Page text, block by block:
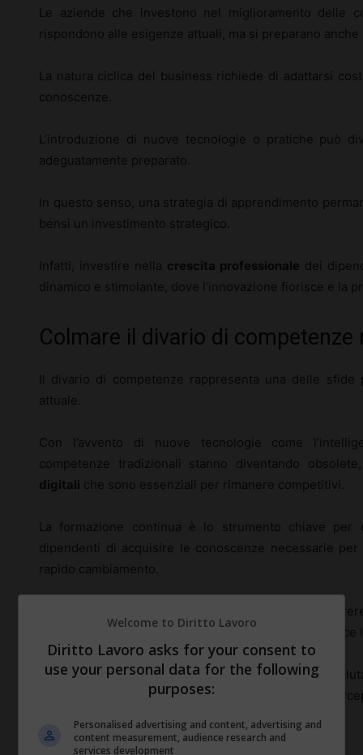
Le aziende che investono nel miglioramento delle
rispondono alle esigenze attuali, ma si preparano
La natura ciclica del business richiede di adattarsi
conoscenze.
L’introduzione di nuove tecnologie o pratiche può
adeguatamente preparato.
In questo senso, una strategia di apprendimento
bensì un investimento strategico.
Infatti, investire nella crescita professionale dei
dinamico e stimolante, dove l’innovazione fiorisce e la
Colmare il divario di competenze
Il divario di competenze rappresenta una delle
attuale.
Con l’avvento di nuove tecnologie come
competenze tradizionali stanno diventando
digitali che sono essenziali per rimanere competitivi.
La formazione continua è lo strumento chiave
dipendenti di acquisire le conoscenze necessarie
rapido cambiamento.
Inoltre, questo approccio riduce la necessità di
colmare le lacune di competenze, promuovendo
Questo si traduce in un contenimento dei costi di
fidelizzazione del personale, poiché i dipendenti
Welcome to Diritto Lavoro
Diritto Lavoro asks for your consent to
use your personal data for the following
purposes:
Personalised advertising and content, advertising and
content measurement, audience research and
services development